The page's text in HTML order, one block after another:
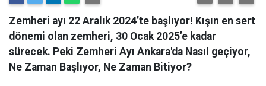
Zemheri ayı 22 Aralık 2024’te başlıyor! Kışın en sert
dönemi olan zemheri, 30 Ocak 2025’e kadar
sürecek. Peki Zemheri Ayı Ankara'da Nasıl geçiyor,
Ne Zaman Başlıyor, Ne Zaman Bitiyor?